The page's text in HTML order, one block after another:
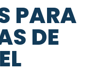
PARA
DE